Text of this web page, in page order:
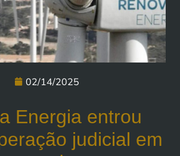
02/14/2025
Energia entrou
judicial em